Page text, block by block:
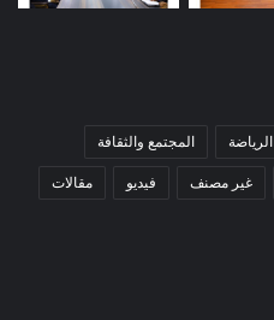
الرياضة المجتمع والثقافة
غير مصنف فيديو مقالات